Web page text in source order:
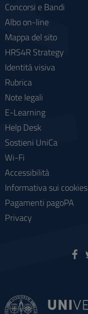
Concorsi e Bandi
Albo on-line
Mappa del sito
HRS4R Strategy
Identità visiva
Rubrica
Note legali
E-Learning
Help Desk
Sostieni UniCa
Wi-Fi
Accessibilità
Informativa sui cookies
Pagamenti pagoPA
Privacy